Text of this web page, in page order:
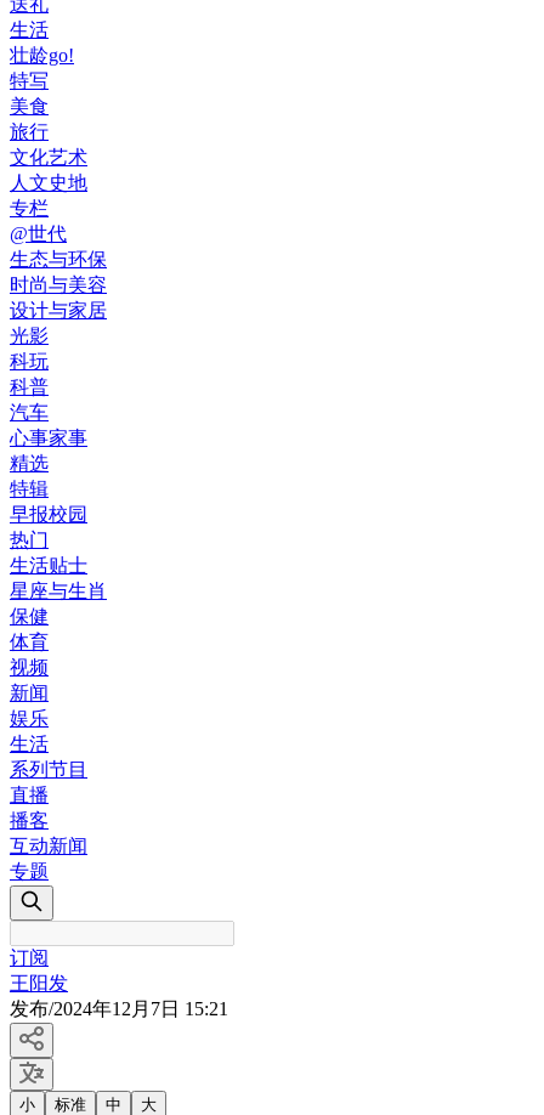
送礼
生活
壮龄go!
特写
美食
旅行
文化艺术
人文史地
专栏
@世代
生态与环保
时尚与美容
设计与家居
光影
科玩
科普
汽车
心事家事
精选
特辑
早报校园
热门
生活贴士
星座与生肖
保健
体育
视频
新闻
娱乐
生活
系列节目
直播
播客
互动新闻
专题
订阅
王阳发
发布/2024年12月7日 15:21
小 标准 中 大